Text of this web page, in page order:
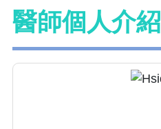
醫師個人介紹